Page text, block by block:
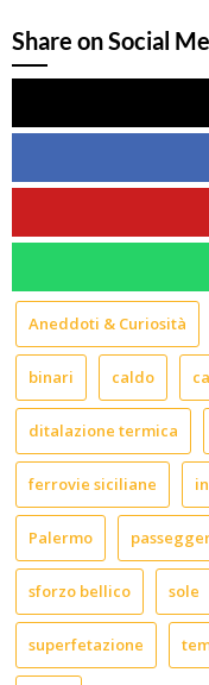
Share on Social
Aneddoti & Curiosità
binari caldo
ditalazione termica
ferrovie siciliane
Palermo
sforzo bellico sole
superfetazione